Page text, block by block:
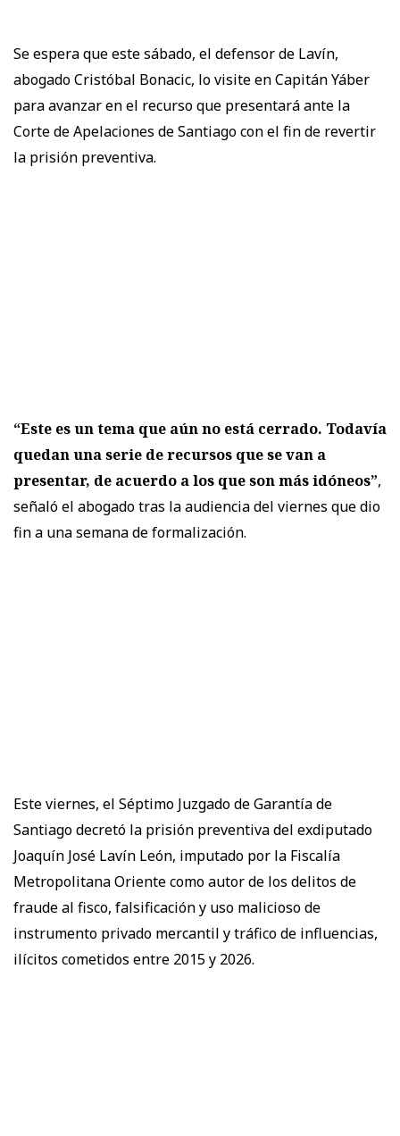
Se espera que este sábado, el defensor de Lavín,
abogado Cristóbal Bonacic, lo visite en Capitán Yáber
para avanzar en el recurso que presentará ante la
Corte de Apelaciones de Santiago con el fin de revertir
la prisión preventiva.
“Este es un tema que aún no está cerrado. Todavía
quedan una serie de recursos que se van a
presentar, de acuerdo a los que son más idóneos”,
señaló el abogado tras la audiencia del viernes que dio
fin a una semana de formalización.
Este viernes, el Séptimo Juzgado de Garantía de
Santiago decretó la prisión preventiva del exdiputado
Joaquín José Lavín León, imputado por la Fiscalía
Metropolitana Oriente como autor de los delitos de
fraude al fisco, falsificación y uso malicioso de
instrumento privado mercantil y tráfico de influencias,
ilícitos cometidos entre 2015 y 2026.